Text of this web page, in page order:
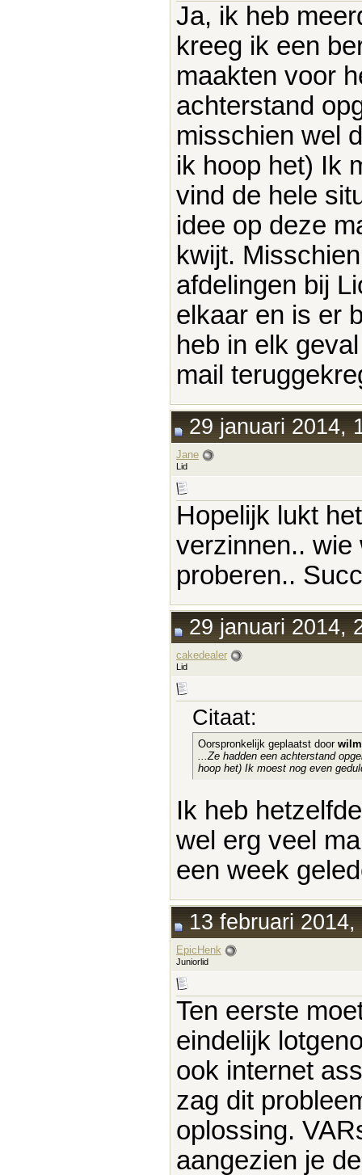
Ja, ik heb
kreeg ik een
maakten voor
achterstand
misschien wel
ik hoop het) Ik
vind de hele
idee op deze
kwijt.
afdelingen bij
elkaar en is er
heb in elk
mail
29 januari 2014,
Jane
Lid
Hopelijk lukt
verzinnen.. wie
proberen..
29 januari 2014,
cakedealer
Lid
Citaat:
Oorspronkelijk geplaatst door
...Ze hadden een achterstand
hoop het) Ik moest nog even
Ik heb
wel erg veel
een week
13 februari 2014,
EpicHenk
Juniorlid
Ten eerste
eindelijk
ook internet
zag dit
oplossing.
aangezien je